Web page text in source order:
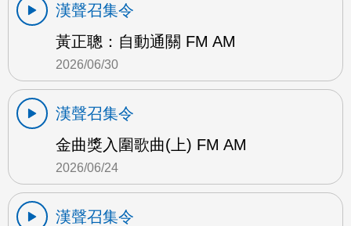
漢聲召集令
黃正聰：自動通關 FM AM
2026/06/30
漢聲召集令
金曲獎入圍歌曲(上) FM AM
2026/06/24
漢聲召集令